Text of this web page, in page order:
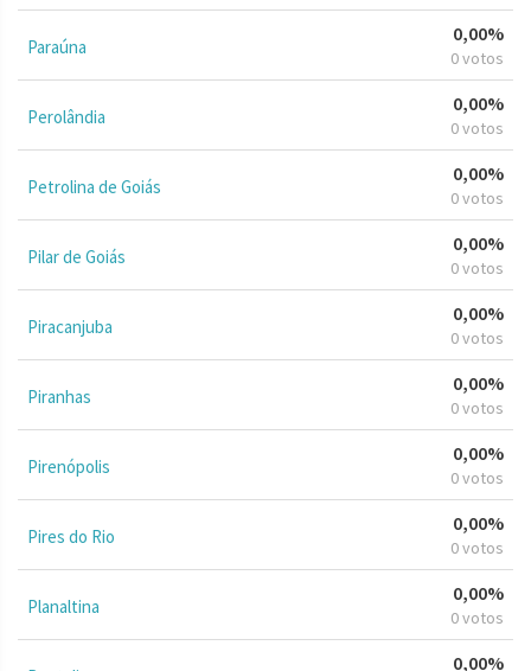
Paraúna
0,00%
0 votos
Perolândia
0,00%
0 votos
Petrolina de Goiás
0,00%
0 votos
Pilar de Goiás
0,00%
0 votos
Piracanjuba
0,00%
0 votos
Piranhas
0,00%
0 votos
Pirenópolis
0,00%
0 votos
Pires do Rio
0,00%
0 votos
Planaltina
0,00%
0 votos
0,00%